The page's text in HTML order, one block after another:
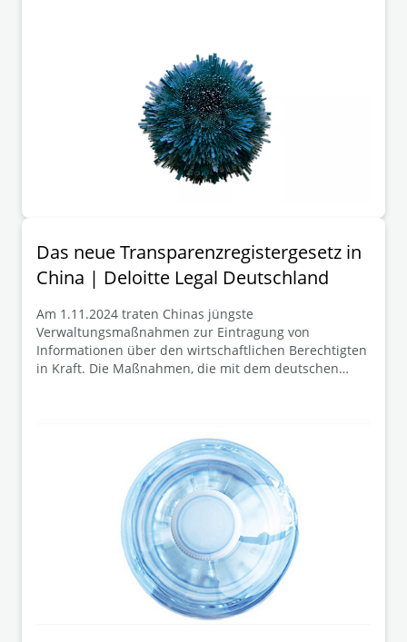
Das neue Transparenzregistergesetz in
China | Deloitte Legal Deutschland
Am 1.11.2024 traten Chinas jüngste
Verwaltungsmaßnahmen zur Eintragung von
Informationen über den wirtschaftlichen Berechtigten
in Kraft. Die Maßnahmen, die mit dem deutschen